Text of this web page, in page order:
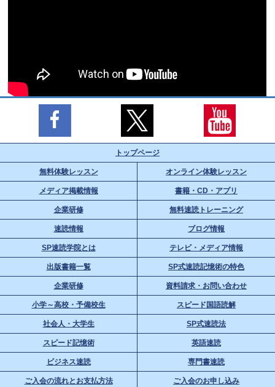
トップページ
無料体験レッスン オンライン体験レッスン
メディア掲載情報 書籍・CD・アプリ
企業研修 無料速読トレーニング
速読情報 ブログ情報
SP速読学院とは テレビ・メディア情報
出版書籍一覧 SP式速読記憶術の特色
企業研修 資料請求・お問い合わせ
小学～高校・予備校生 スピード国語読解
社会人・大学生 SP式速読法
スピード記憶術 英語速読
ビジネス速読 専門書速読
ご入会の流れとお支払方法 ご入会のお申し込み